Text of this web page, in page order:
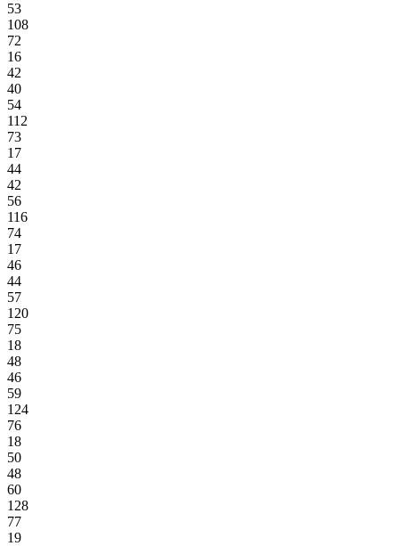
53
108
72
16
42
40
54
112
73
17
44
42
56
116
74
17
46
44
57
120
75
18
48
46
59
124
76
18
50
48
60
128
77
19